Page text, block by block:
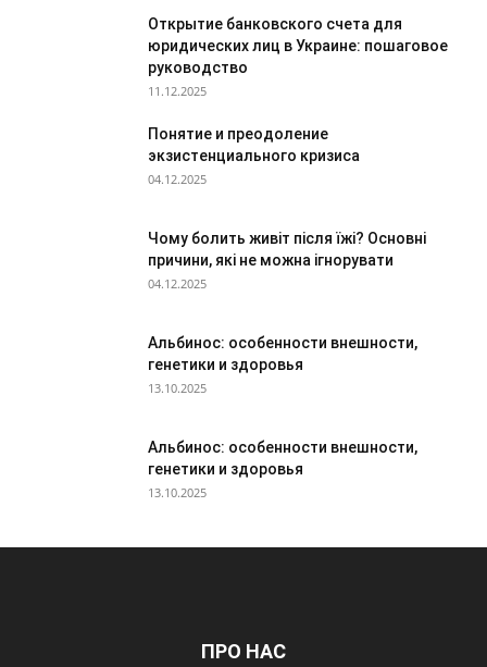
Открытие банковского счета для
юридических лиц в Украине: пошаговое
руководство
11.12.2025
Понятие и преодоление
экзистенциального кризиса
04.12.2025
Чому болить живіт після їжі? Основні
причини, які не можна ігнорувати
04.12.2025
Альбинос: особенности внешности,
генетики и здоровья
13.10.2025
Альбинос: особенности внешности,
генетики и здоровья
13.10.2025
ПРО НАС